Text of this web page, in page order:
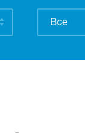
Все